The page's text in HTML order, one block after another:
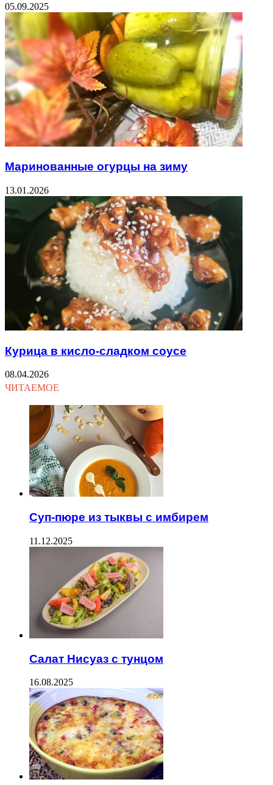
05.09.2025
Маринованные огурцы на зиму
13.01.2026
Курица в кисло-сладком соусе
08.04.2026
ЧИТАЕМОЕ
Суп-пюре из тыквы с имбирем
11.12.2025
Салат Нисуаз с тунцом
16.08.2025